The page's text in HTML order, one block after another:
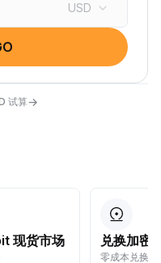
USD
试算→
现货市场
兑换加密
零成本兑换